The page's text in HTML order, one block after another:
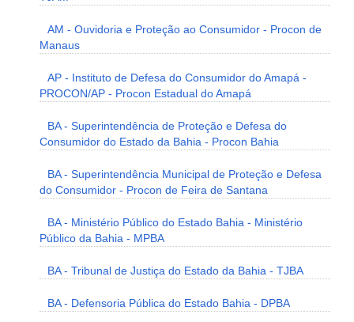
AM - Ouvidoria e Proteção ao Consumidor - Procon de
Manaus
AP - Instituto de Defesa do Consumidor do Amapá -
PROCON/AP - Procon Estadual do Amapá
BA - Superintendência de Proteção e Defesa do
Consumidor do Estado da Bahia - Procon Bahia
BA - Superintendência Municipal de Proteção e Defesa
do Consumidor - Procon de Feira de Santana
BA - Ministério Público do Estado Bahia - Ministério
Público da Bahia - MPBA
BA - Tribunal de Justiça do Estado da Bahia - TJBA
BA - Defensoria Pública do Estado Bahia - DPBA